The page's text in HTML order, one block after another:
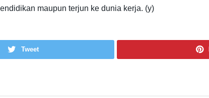
maupun terjun ke dunia kerja. (y)
Tweet